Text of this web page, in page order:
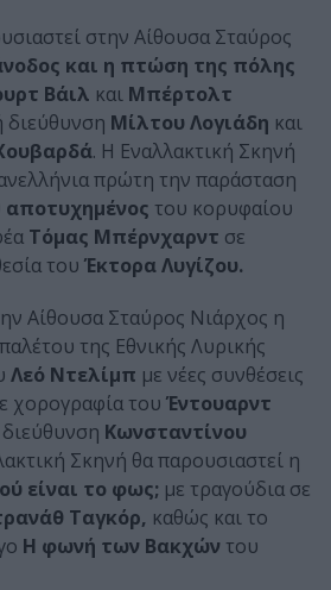
στην Αίθουσα Σταύρος
και η πτώση της πόλης
Βάιλ και Μπέρτολτ
διεύθυνση Μίλτου Λογιάδη και
. Η Εναλλακτική Σκηνή
πρώτη την παράσταση
αποτυχημένος του κορυφαίου
Τόμας Μπέρνχαρντ σε
του Έκτορα Λυγίζου.
Αίθουσα Σταύρος Νιάρχος η
της Εθνικής Λυρικής
Λεό Ντελίμπ με νέες συνθέσεις
χορογραφία του Έντουαρντ
Κωνσταντίνου
Σκηνή θα παρουσιαστεί η
είναι το φως; με τραγούδια σε
Ταγκόρ, καθώς και το
Η φωνή των Βακχών του